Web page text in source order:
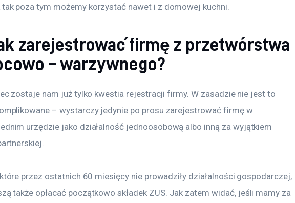
tak poza tym możemy korzystać nawet i z domowej kuchni.
zarejestrować firmę z przetwórstwa
– warzywnego?
zostaje nam już tylko kwestia rejestracji firmy. W zasadzie nie jest to
– wystarczy jedynie po prosu zarejestrować firmę w
urzędzie jako działalność jednoosobową albo inną za wyjątkiem
przez ostatnich 60 miesięcy nie prowadziły działalności gospodarczej,
także opłacać początkowo składek ZUS. Jak zatem widać, jeśli mamy za